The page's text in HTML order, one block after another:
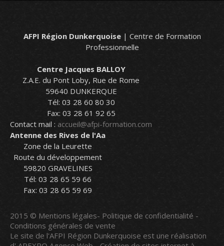
AFPI Région Dunkerquoise| Centre de Formation
Professionnelle
Centre Jacques BALLOY
Z.A.E. du Pont Loby, Rue de Rome
59640 DUNKERQUE
Tél: 03 28 60 80 30
Fax: 03 28 61 92 65
Contact mail : accueil@afpi-formation.com
Antenne des Rives de l'Aa
Zone de la Leurette
Route du développement
59820 GRAVELINES
Tél: 03 28 65 59 66
Fax: 03 28 65 59 69
2015 © Mentions légales- Politique de confidentialité -
Conditions générales de vente
Le site de l'AFPI Région Dunkerquoise est une réalisation